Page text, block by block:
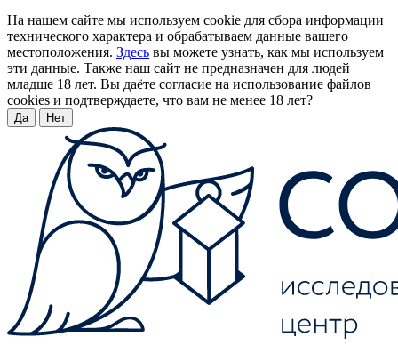
На нашем сайте мы используем cookie для сбора информации
технического характера и обрабатываем данные вашего
местоположения. Здесь вы можете узнать, как мы используем
эти данные. Также наш сайт не предназначен для людей
младше 18 лет. Вы даёте согласие на использование файлов
cookies и подтверждаете, что вам не менее 18 лет?
Да Нет